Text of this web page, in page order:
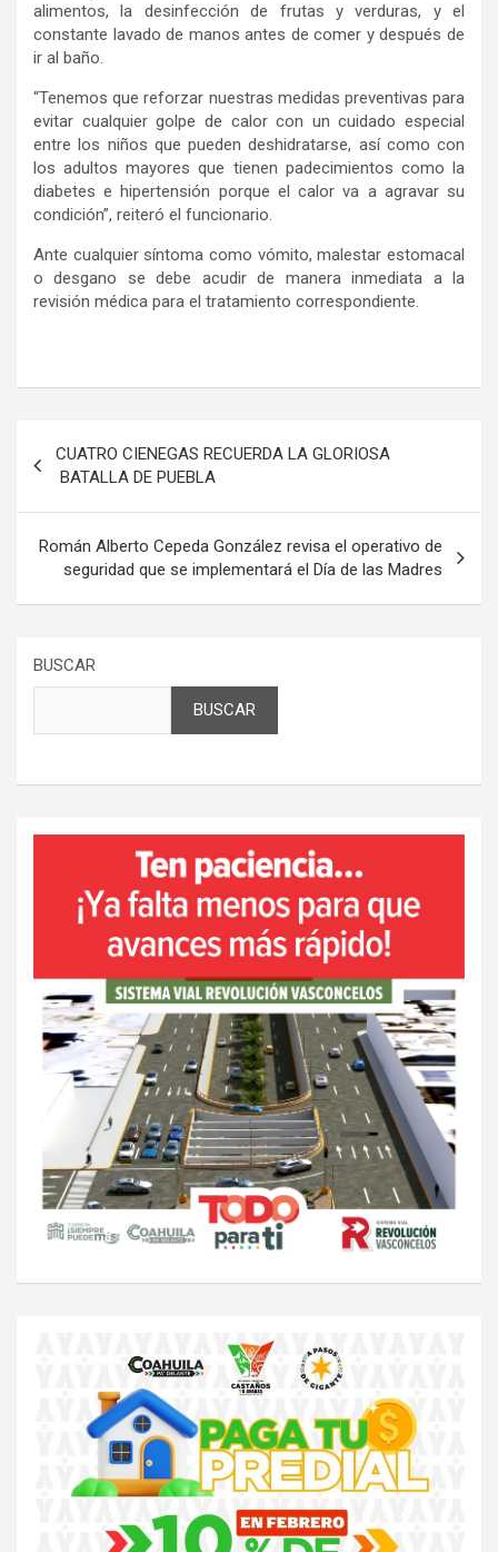
alimentos, la desinfección de frutas y verduras, y el
constante lavado de manos antes de comer y después de
ir al baño.
“Tenemos que reforzar nuestras medidas preventivas para
evitar cualquier golpe de calor con un cuidado especial
entre los niños que pueden deshidratarse, así como con
los adultos mayores que tienen padecimientos como la
diabetes e hipertensión porque el calor va a agravar su
condición”, reiteró el funcionario.
Ante cualquier síntoma como vómito, malestar estomacal
o desgano se debe acudir de manera inmediata a la
revisión médica para el tratamiento correspondiente.
de
entradas
CUATRO CIENEGAS RECUERDA LA GLORIOSA
BATALLA DE PUEBLA
Román Alberto Cepeda González revisa el operativo de
seguridad que se implementará el Día de las Madres
BUSCAR
BUSCAR